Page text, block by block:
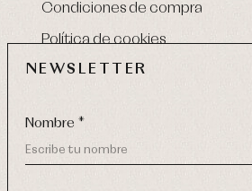
Condiciones de compra
Política de cookies
NEWSLETTER
Nombre *